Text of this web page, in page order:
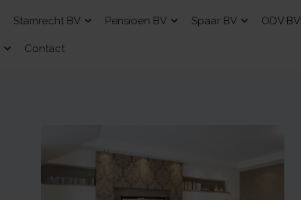
Stamrecht BV Pensioen BV Spaar BV ODV BV
Contact